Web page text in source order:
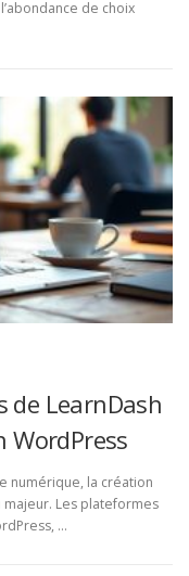
de choix
de LearnDash
WordPress
numérique, la création
Les plateformes
…